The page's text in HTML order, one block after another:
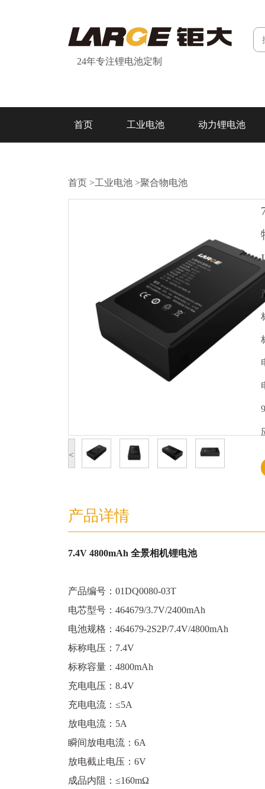
24年专注锂电池定制
首页 工业电池 动力锂电池
首页 >工业电池 >聚合物电池
<
产品详情
7.4V 4800mAh 全景相机锂电池
产品编号：01DQ0080-03T
电芯型号：464679/3.7V/2400mAh
电池规格：464679-2S2P/7.4V/4800mAh
标称电压：7.4V
标称容量：4800mAh
充电电压：8.4V
充电电流：≤5A
放电电流：5A
瞬间放电电流：6A
放电截止电压：6V
成品内阻：≤160mΩ